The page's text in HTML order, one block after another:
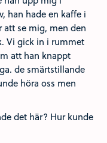
han hade en kaffe i
att se mig, men den
Vi gick in i rummet
att han knappt
de smärtstillande
höra oss men
det här? Hur kunde